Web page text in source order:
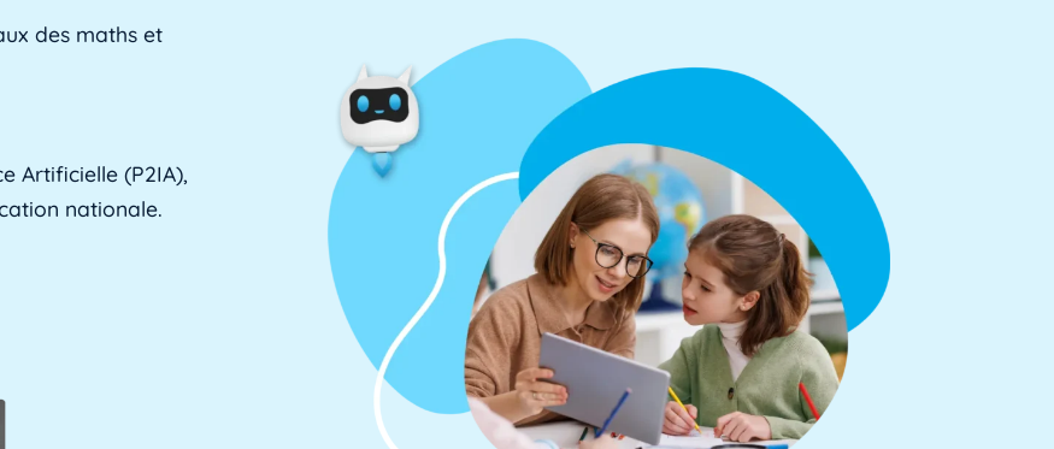
des maths et
Artificielle (P2IA),
nationale.